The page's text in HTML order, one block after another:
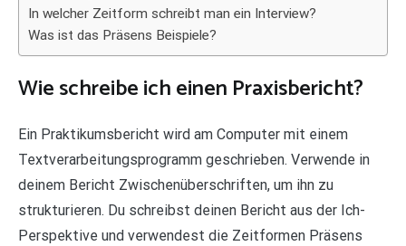
In welcher Zeitform schreibt man ein Interview?
Was ist das Präsens Beispiele?
Wie schreibe ich einen Praxisbericht?
Ein Praktikumsbericht wird am Computer mit einem
Textverarbeitungsprogramm geschrieben. Verwende in
deinem Bericht Zwischenüberschriften, um ihn zu
strukturieren. Du schreibst deinen Bericht aus der Ich-
Perspektive und verwendest die Zeitformen Präsens